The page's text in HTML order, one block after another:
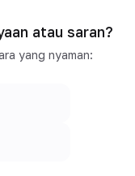
atau saran?
yang nyaman: